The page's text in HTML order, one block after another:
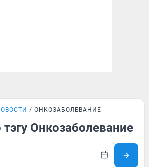
ОНКОЗАБОЛЕВАНИЕ
Онкозаболевание